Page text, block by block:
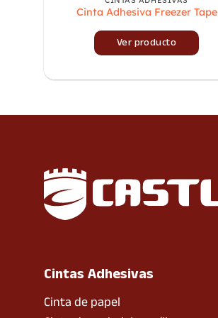
Cinta Adhesiva Freezer Tape
Ver producto
Cintas Adhesivas
Cinta de papel